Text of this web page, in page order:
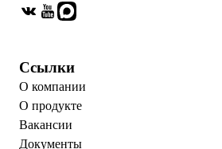
Ссылки
О компании
О продукте
Вакансии
Документы